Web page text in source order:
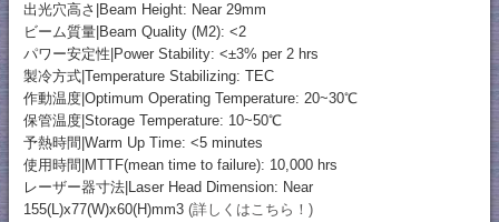
出光穴高さ|Beam Height: Near 29mm
ビーム質量|Beam Quality (M2): <2
パワー安定性|Power Stability: <±3% per 2 hrs
製冷方式|Temperature Stabilizing: TEC
作動温度|Optimum Operating Temperature: 20~30℃
保管温度|Storage Temperature: 10~50℃
予熱時間|Warm Up Time: <5 minutes
使用時間|MTTF(mean time to failure): 10,000 hrs
レーザー器寸法|Laser Head Dimension: Near
155(L)x77(W)x60(H)mm3 (詳しくはこちら！)